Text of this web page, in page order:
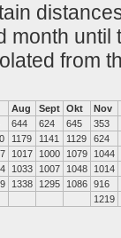
month
from
Aug Sept Okt
Nov
644 624 645
353
1179 1141 1129
624
1017 1000 1079
1044
1033 1007 1048
1014
1338 1295 1086 916
1219